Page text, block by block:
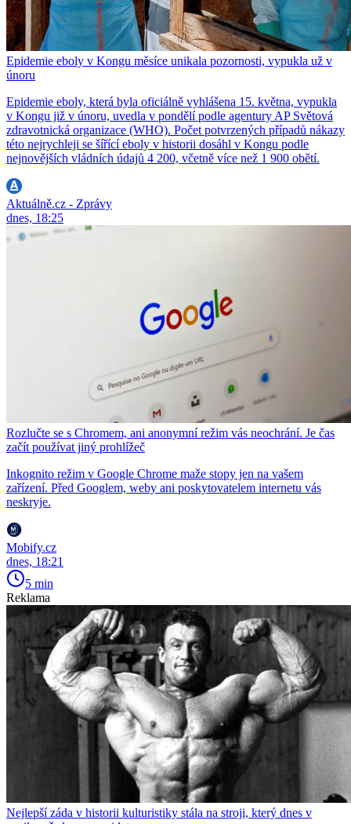
Epidemie eboly v Kongu měsíce unikala pozornosti, vypukla už v
únoru
Epidemie eboly, která byla oficiálně vyhlášena 15. května, vypukla
v Kongu již v únoru, uvedla v pondělí podle agentury AP Světová
zdravotnická organizace (WHO). Počet potvrzených případů nákazy
této nejrychleji se šířící eboly v historii dosáhl v Kongu podle
nejnovějších vládních údajů 4 200, včetně více než 1 900 obětí.
Aktuálně.cz - Zprávy
dnes, 18:25
Rozlučte se s Chromem, ani anonymní režim vás neochrání. Je čas
začít používat jiný prohlížeč
Inkognito režim v Google Chrome maže stopy jen na vašem
zařízení. Před Googlem, weby ani poskytovatelem internetu vás
neskryje.
Mobify.cz
dnes, 18:21
5 min
Reklama
Nejlepší záda v historii kulturistiky stála na stroji, který dnes v